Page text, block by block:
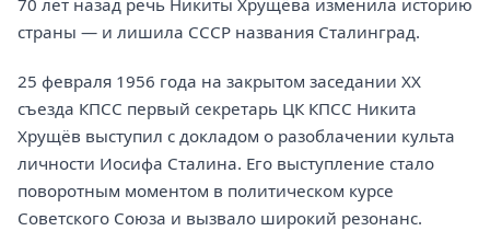
страны — и лишила СССР названия Сталинград.
25 февраля 1956 года на закрытом заседании XX
съезда КПСС первый секретарь ЦК КПСС Никита
Хрущёв выступил с докладом о разоблачении культа
личности Иосифа Сталина. Его выступление стало
поворотным моментом в политическом курсе
Советского Союза и вызвало широкий резонанс.